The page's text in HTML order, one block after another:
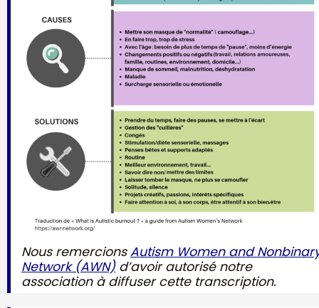
Nous remercionsAutism Women and
Network (AWN)d’avoir autorisé notre
association à diffuser cette transcription.